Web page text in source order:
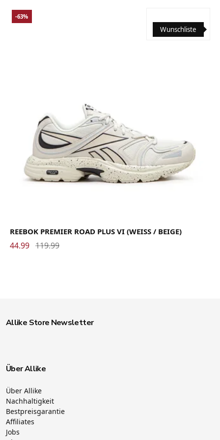
Wunschliste
-63%
REEBOK PREMIER ROAD PLUS VI (WEISS / BEIGE)
44.99 119.99
Allike Store Newsletter
Über Allike
Über Allike
Nachhaltigkeit
Bestpreisgarantie
Affiliates
Jobs